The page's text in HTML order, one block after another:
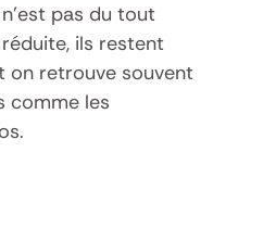
pas du tout
ils restent
on retrouve souvent
comme les